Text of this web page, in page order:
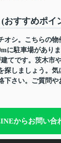
おすすめポイ
オシ。こちらの物
に駐車場があり
てです。茨木市
探しましょう。
下さい。ご質問
からお問い合